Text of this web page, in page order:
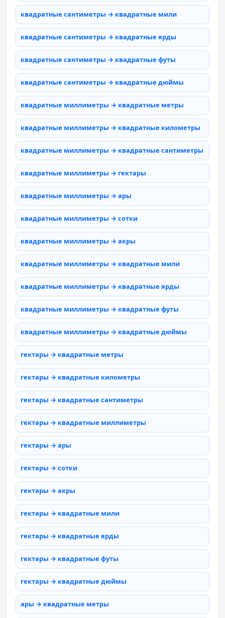
квадратные сантиметры → квадратные мили
квадратные сантиметры → квадратные ярды
квадратные сантиметры → квадратные футы
квадратные сантиметры → квадратные дюймы
квадратные миллиметры → квадратные метры
квадратные миллиметры → квадратные километры
квадратные миллиметры → квадратные сантиметры
квадратные миллиметры → гектары
квадратные миллиметры → ары
квадратные миллиметры → сотки
квадратные миллиметры → акры
квадратные миллиметры → квадратные мили
квадратные миллиметры → квадратные ярды
квадратные миллиметры → квадратные футы
квадратные миллиметры → квадратные дюймы
гектары → квадратные метры
гектары → квадратные километры
гектары → квадратные сантиметры
гектары → квадратные миллиметры
гектары → ары
гектары → сотки
гектары → акры
гектары → квадратные мили
гектары → квадратные ярды
гектары → квадратные футы
гектары → квадратные дюймы
ары → квадратные метры